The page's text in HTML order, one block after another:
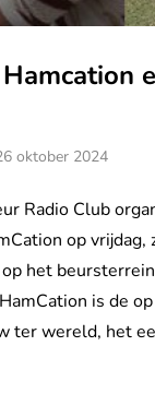
oktober 2024
Radio Club
op vrijdag,
het
is de
ter wereld, het